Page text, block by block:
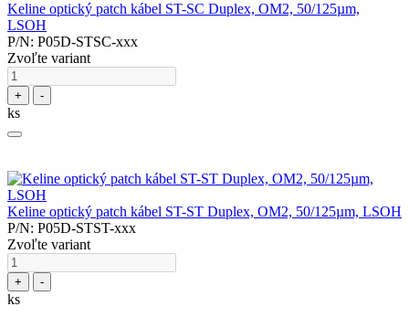
Keline optický patch kábel ST-SC Duplex, OM2, 50/125µm,
LSOH
P/N: P05D-STSC-xxx
Zvoľte variant
+ -
ks
Keline optický patch kábel ST-ST Duplex, OM2, 50/125µm, LSOH
P/N: P05D-STST-xxx
Zvoľte variant
+ -
ks